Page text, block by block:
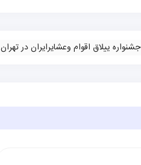
جشنواره ييلاق اقوام وعشايرايران در تهران